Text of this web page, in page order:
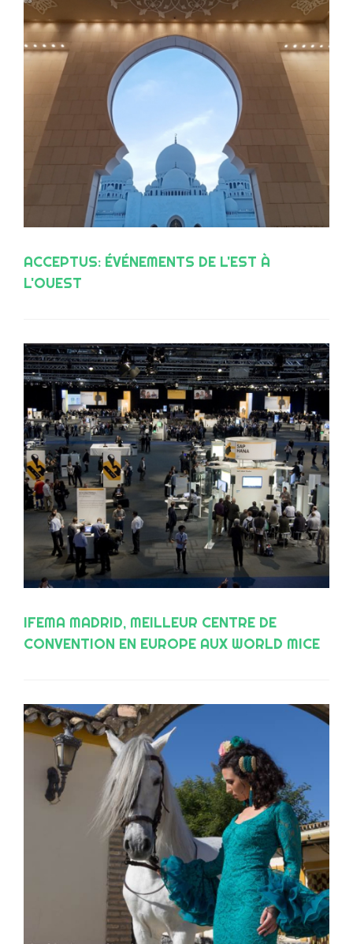
ACCEPTUS: ÉVÉNEMENTS DE L'EST À
L'OUEST
IFEMA MADRID, MEILLEUR CENTRE DE
CONVENTION EN EUROPE AUX WORLD MICE